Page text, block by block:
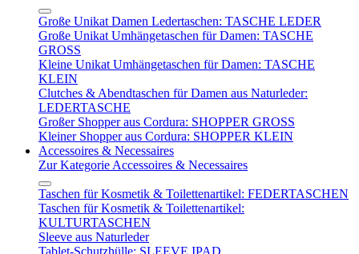
Große Unikat Damen Ledertaschen: TASCHE LEDER
Große Unikat Umhängetaschen für Damen: TASCHE
GROSS
Kleine Unikat Umhängetaschen für Damen: TASCHE
KLEIN
Clutches & Abendtaschen für Damen aus Naturleder:
LEDERTASCHE
Großer Shopper aus Cordura: SHOPPER GROSS
Kleiner Shopper aus Cordura: SHOPPER KLEIN
Accessoires & Necessaires
Zur Kategorie Accessoires & Necessaires
Taschen für Kosmetik & Toilettenartikel: FEDERTASCHEN
Taschen für Kosmetik & Toilettenartikel:
KULTURTASCHEN
Sleeve aus Naturleder
Tablet-Schutzhülle: SLEEVE IPAD